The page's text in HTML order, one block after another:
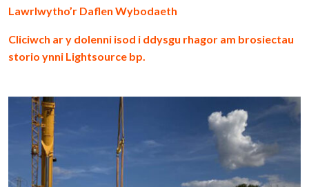
Lawrlwytho’r Daflen Wybodaeth
Cliciwch ar y dolenni isod i ddysgu rhagor am brosiectau
storio ynni Lightsource bp.